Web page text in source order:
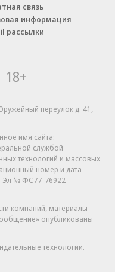
связь
информация
рассылки
18+
переулок д. 41,
имя сайта:
службой
технологий и массовых
номер и дата
Эл № ФС77-76922
компаний, материалы
опубликованы
технологии.